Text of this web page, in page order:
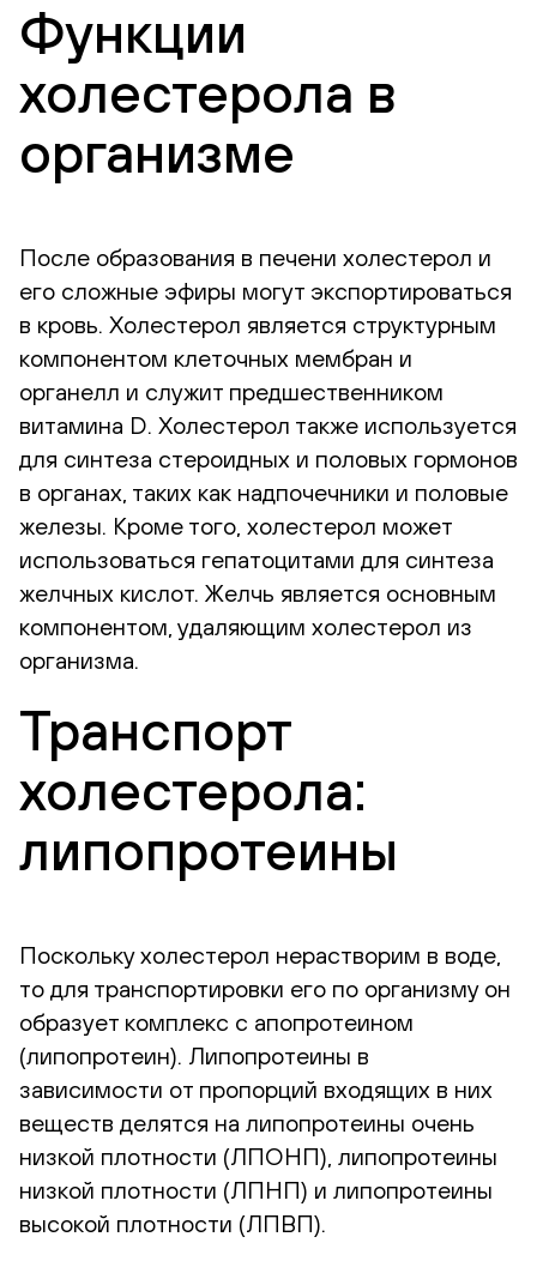
Функции
холестерола в
организме
После образования в печени холестерол и
его сложные эфиры могут экспортироваться
в кровь. Холестерол является структурным
компонентом клеточных мембран и
органелл и служит предшественником
витамина D. Холестерол также используется
для синтеза стероидных и половых гормонов
в органах, таких как надпочечники и половые
железы. Кроме того, холестерол может
использоваться гепатоцитами для синтеза
желчных кислот. Желчь является основным
компонентом, удаляющим холестерол из
организма.
Транспорт
холестерола:
липопротеины
Поскольку холестерол нерастворим в воде,
то для транспортировки его по организму он
образует комплекс с апопротеином
(липопротеин). Липопротеины в
зависимости от пропорций входящих в них
веществ делятся на липопротеины очень
низкой плотности (ЛПОНП), липопротеины
низкой плотности (ЛПНП) и липопротеины
высокой плотности (ЛПВП).